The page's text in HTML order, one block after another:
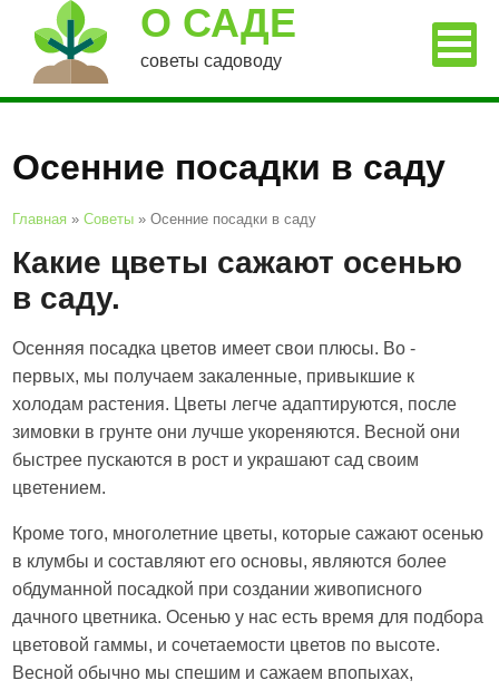
О САДЕ
советы садоводу
Осенние посадки в саду
Главная »Советы »Осенние посадки в саду
Какие цветы сажают осенью
в саду.
Осенняя посадка цветов имеет свои плюсы. Во -
первых, мы получаем закаленные, привыкшие к
холодам растения. Цветы легче адаптируются, после
зимовки в грунте они лучше укореняются. Весной они
быстрее пускаются в рост и украшают сад своим
цветением.
Кроме того, многолетние цветы, которые сажают осенью
в клумбы и составляют его основы, являются более
обдуманной посадкой при создании живописного
дачного цветника. Осенью у нас есть время для подбора
цветовой гаммы, и сочетаемости цветов по высоте.
Весной обычно мы спешим и сажаем впопыхах,